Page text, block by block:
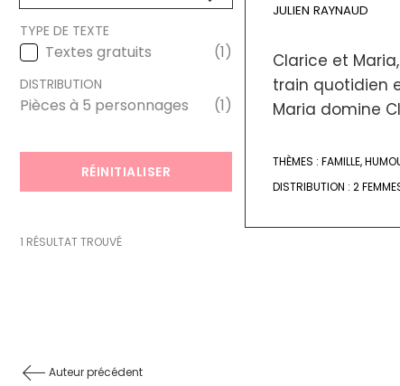
TYPE DE TEXTE
TYPE DE TEXTE
Textes gratuits (1)
DISTRIBUTION
DISTRIBUTION
Pièces à 5 personnages (1)
RÉINITIALISER
1 RÉSULTAT TROUVÉ
JULIEN RAYNAUD
Clarice et
train quotidien
Maria domine
THÈMES : FAMILLE,
DISTRIBUTION : 2
Auteur précédent